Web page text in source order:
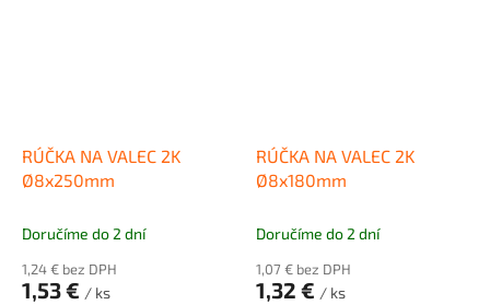
RÚČKA NA VALEC 2K
Ø8x250mm
Doručíme do 2 dní
1,24 € bez DPH
1,53 € / ks
RÚČKA NA VALEC 2K
Ø8x180mm
Doručíme do 2 dní
1,07 € bez DPH
1,32 € / ks